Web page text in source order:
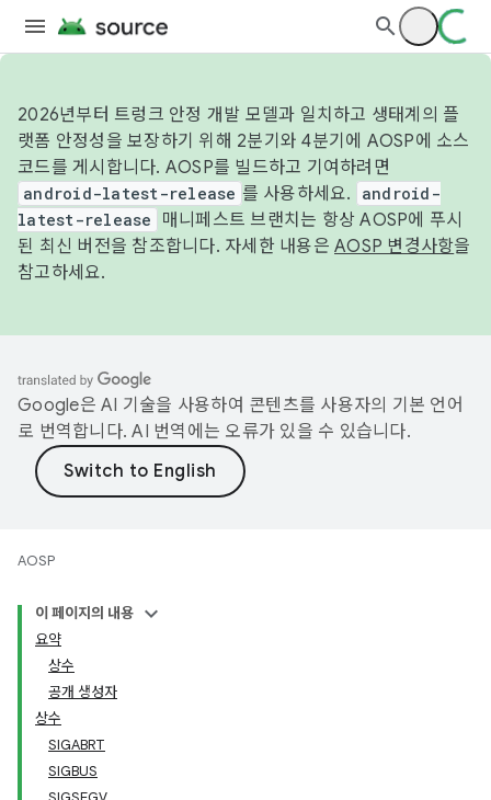
2026년부터 트렁크 안정 개발 모델과 일치하고 생태계의 플
랫폼 안정성을 보장하기 위해 2분기와 4분기에 AOSP에 소스
코드를 게시합니다. AOSP를 빌드하고 기여하려면
android-latest-release 를 사용하세요.
android-
latest-release
매니페스트 브랜치는 항상 AOSP에 푸시
된 최신 버전을 참조합니다. 자세한 내용은 AOSP 변경사항을
참고하세요.
Google은 AI 기술을 사용하여 콘텐츠를 사용자의 기본 언어
로 번역합니다. AI 번역에는 오류가 있을 수 있습니다.
AOSP
이 페이지의 내용
요약
상수
공개 생성자
상수
SIGABRT
SIGBUS